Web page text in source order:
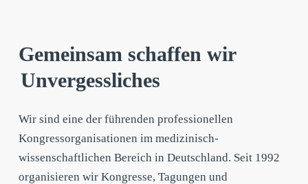
Gemeinsam schaffen wir
Unvergessliches
Wir sind eine der führenden professionellen
Kongressorganisationen im medizinisch-
wissenschaftlichen Bereich in Deutschland. Seit 1992
organisieren wir Kongresse, Tagungen und